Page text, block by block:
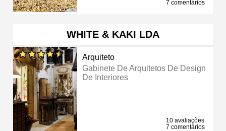
7 comentários
WHITE & KAKI LDA
Arquiteto
Gabinete De Arquitetos De Design
De Interiores
10 avaliações
7 comentários